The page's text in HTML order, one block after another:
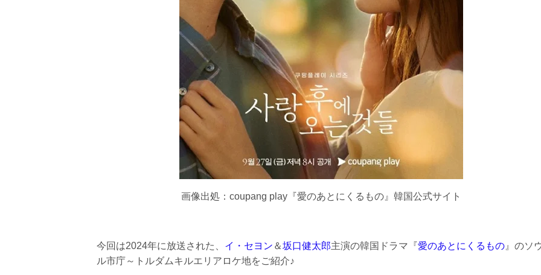
画像出処：coupang play『愛のあとにくるもの』韓国公式サイト
今回は2024年に放送された、 イ・セヨン ＆坂口健太郎主演の韓国ドラマ『愛のあとにくるもの 』のソ
ル市庁～トルダムキルエリアロケ地をご紹介♪